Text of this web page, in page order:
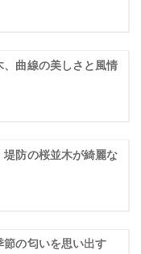
、曲線の美しさと風情
堤防の桜並木が綺麗な
節の匂いを思い出す